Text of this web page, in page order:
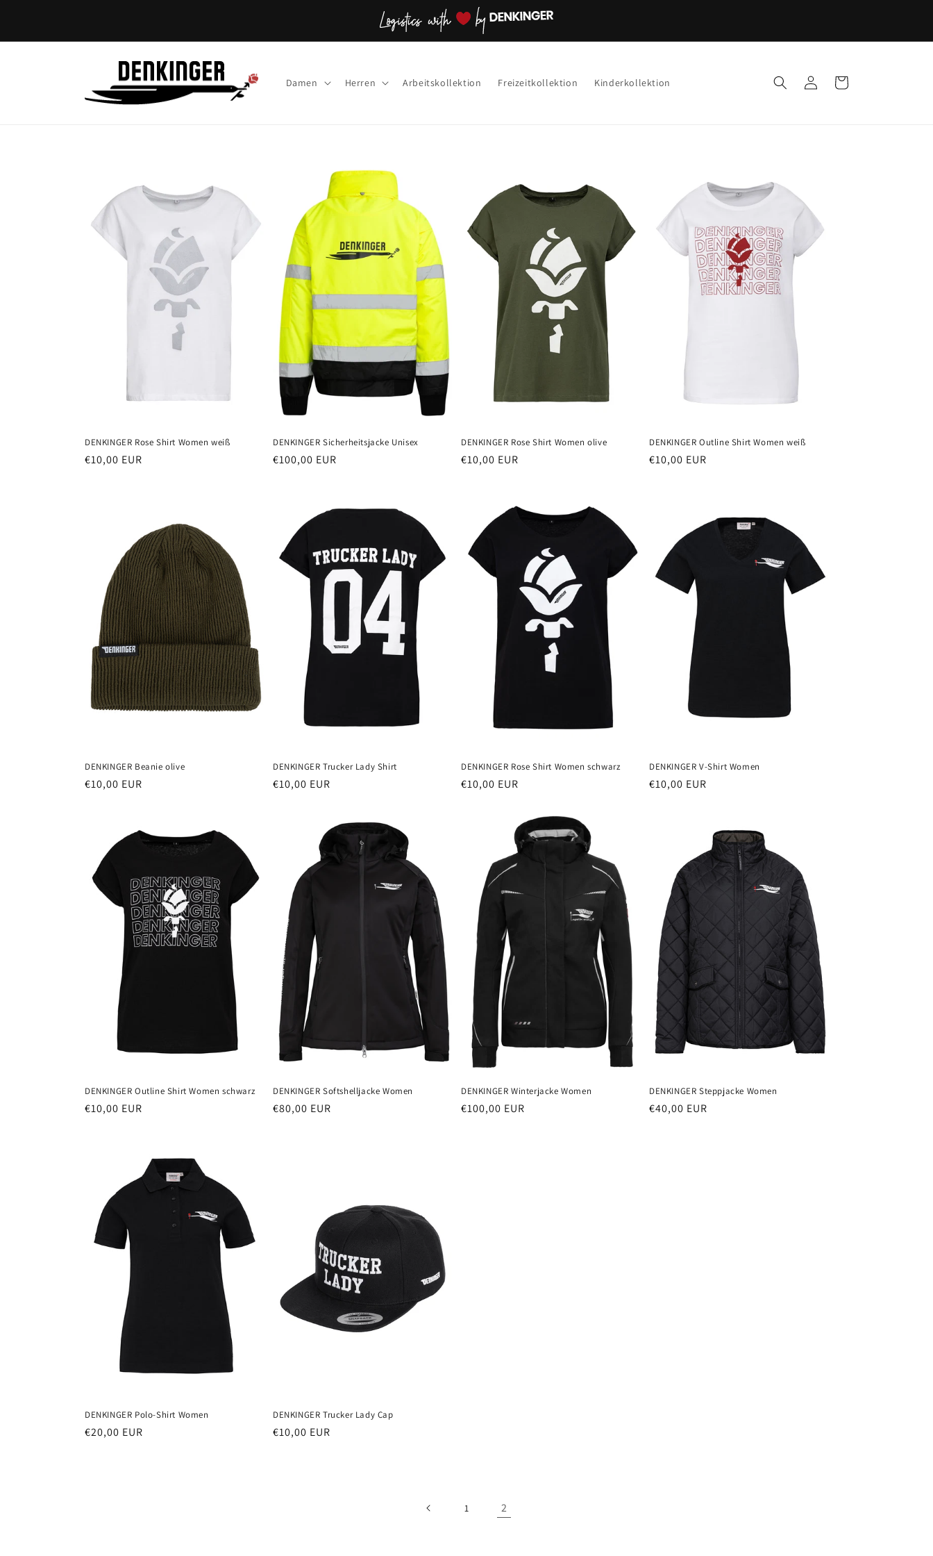
Damen Herren Arbeitskollektion Freizeitkollektion Kinderkollektion EinloggenWarenkorb
DENKINGER Rose Shirt Women weiß
Normaler
€10,00 EUR
DENKINGER Sicherheitsjacke Unisex
Normaler
€100,00 EUR
DENKINGER Rose Shirt Women olive
Normaler
€10,00 EUR
DENKINGER Outline Shirt Women weiß
Normaler
€10,00 EUR
DENKINGER Beanie olive
Normaler
€10,00 EUR
DENKINGER Trucker Lady Shirt
Normaler
€10,00 EUR
DENKINGER Rose Shirt Women schwarz
Normaler
€10,00 EUR
DENKINGER V-Shirt Women
Normaler
€10,00 EUR
DENKINGER Outline Shirt Women schwarz
Normaler
€10,00 EUR
DENKINGER Softshelljacke Women
Normaler
€80,00 EUR
DENKINGER Winterjacke Women
Normaler
€100,00 EUR
DENKINGER Steppjacke Women
Normaler
€40,00 EUR
DENKINGER Polo-Shirt Women
Normaler
€20,00 EUR
DENKINGER Trucker Lady Cap
Normaler
€10,00 EUR
1 2